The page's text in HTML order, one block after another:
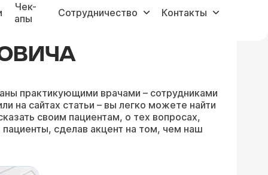
Чек-
апы
Сотрудничество Контакты
практикующими врачами – сотрудниками
на сайтах статьи – вы легко можете найти
своим пациентам, о тех вопросах,
сделав акцент на том, чем наш